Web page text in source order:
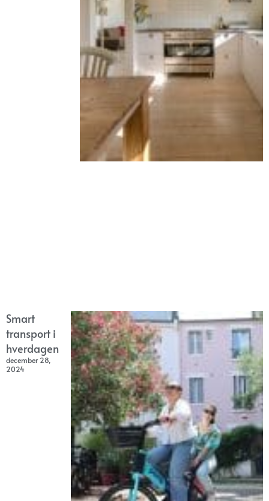
Smart
transport i
hverdagen
december 28,
2024